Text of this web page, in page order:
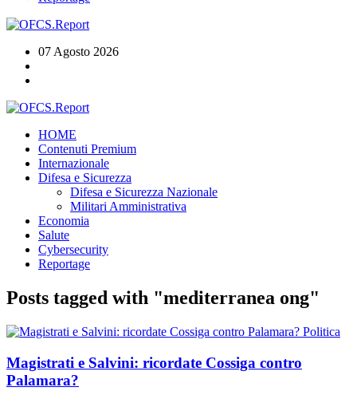
07 Agosto 2026
HOME
Contenuti Premium
Internazionale
Difesa e Sicurezza
Difesa e Sicurezza Nazionale
Militari Amministrativa
Economia
Salute
Cybersecurity
Reportage
Posts tagged with "mediterranea ong"
Politica
Magistrati e Salvini: ricordate Cossiga contro
Palamara?